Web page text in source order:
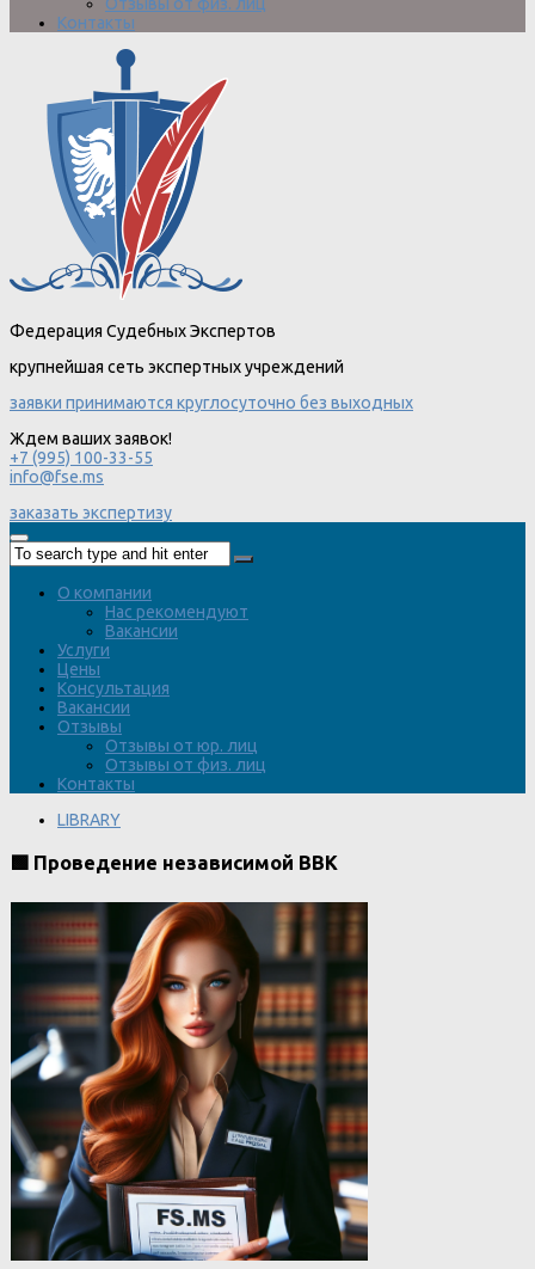
Отзывы от физ. лиц
Контакты
Федерация Судебных Экспертов
крупнейшая сеть экспертных учреждений
заявки принимаются круглосуточно без выходных
Ждем ваших заявок!
+7 (995) 100-33-55
info@fse.ms
заказать экспертизу
О компании
Нас рекомендуют
Вакансии
Услуги
Цены
Консультация
Вакансии
Отзывы
Отзывы от юр. лиц
Отзывы от физ. лиц
Контакты
LIBRARY
🟩 Проведение независимой ВВК